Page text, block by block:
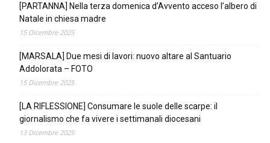
[PARTANNA] Nella terza domenica d’Avvento acceso l’albero di
Natale in chiesa madre
15 Dicembre 2025
[MARSALA] Due mesi di lavori: nuovo altare al Santuario
Addolorata – FOTO
15 Dicembre 2025
[LA RIFLESSIONE] Consumare le suole delle scarpe: il
giornalismo che fa vivere i settimanali diocesani
13 Dicembre 2025